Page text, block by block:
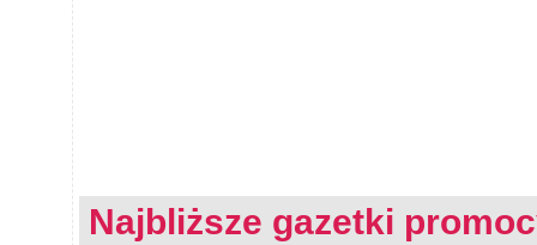
Najbliższe gazetki